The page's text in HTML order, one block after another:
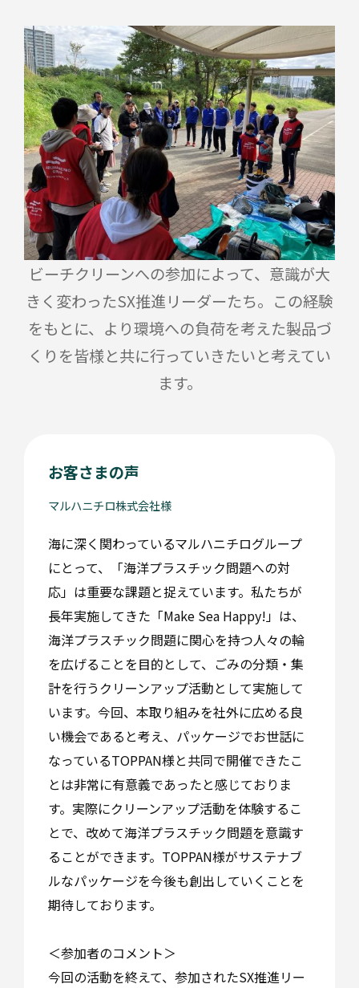
ビーチクリーンへの参加によって、意識が大
きく変わったSX推進リーダーたち。この経験
をもとに、より環境への負荷を考えた製品づ
くりを皆様と共に行っていきたいと考えてい
ます。
お客さまの声
マルハニチロ株式会社様
海に深く関わっているマルハニチログループ
にとって、「海洋プラスチック問題への対
応」は重要な課題と捉えています。私たちが
長年実施してきた「Make Sea Happy!」は、
海洋プラスチック問題に関心を持つ人々の輪
を広げることを目的として、ごみの分類・集
計を行うクリーンアップ活動として実施して
います。今回、本取り組みを社外に広める良
い機会であると考え、パッケージでお世話に
なっているTOPPAN様と共同で開催できたこ
とは非常に有意義であったと感じておりま
す。実際にクリーンアップ活動を体験するこ
とで、改めて海洋プラスチック問題を意識す
ることができます。TOPPAN様がサステナブ
ルなパッケージを今後も創出していくことを
期待しております。
＜参加者のコメント＞
今回の活動を終えて、参加されたSX推進リー